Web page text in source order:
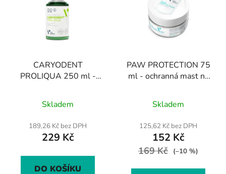
CARYODENT
PROLIQUA 250 ml -
psů
hodnocení
produktu
je
z
Skladem
189,26 Kč bez DPH
229 Kč
DO KOŠÍKU
PAW PROTECTION 75
ml - ochranná mast na
hodnocení
produktu
je
4,6
Skladem
125,62 Kč bez DPH
152 Kč
169 Kč (–10 %)